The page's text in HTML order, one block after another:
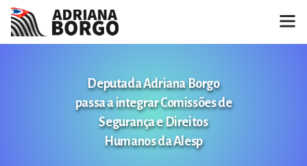
CONHEÇA A ADRIANA
Deputada Adriana Borgo
passa a integrar Comissões de
Segurança e Direitos
Humanos da Alesp